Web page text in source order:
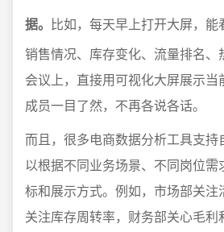
据。 比如，每天早上打开大屏，
销售情况、库存变化、流量排名、
会议上，直接用可视化大屏展示当
成员一目了然，不再各说各话。
而且，很多电商数据分析工具支
以根据不同业务场景、不同岗位
标和展示方式。例如，市场部关
关注库存周转率，财务部关心毛